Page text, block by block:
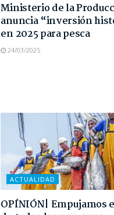
Ministerio de la
anuncia “inversión
en 2025 para pesca
24/03/2025
ACTUALIDAD
OPÍNIÓN| Empujamos